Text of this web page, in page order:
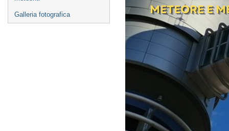
Galleria fotografica